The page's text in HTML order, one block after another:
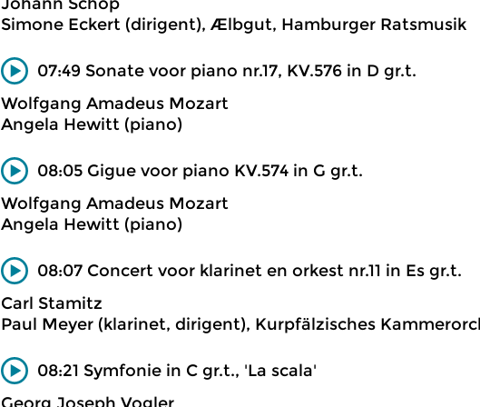
Simone Eckert (dirigent), Ælbgut, Hamburger Ratsmusik
07:49 Sonate voor piano nr.17, KV.576 in D gr.t.
Wolfgang Amadeus Mozart
Angela Hewitt (piano)
08:05 Gigue voor piano KV.574 in G gr.t.
Wolfgang Amadeus Mozart
Angela Hewitt (piano)
08:07 Concert voor klarinet en orkest nr.11 in Es gr.t.
Carl Stamitz
Paul Meyer (klarinet, dirigent), Kurpfälzisches
08:21 Symfonie in C gr.t., 'La scala'